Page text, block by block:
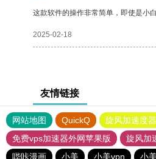
这款软件的操作非常简单，即使是小
2025-02-18
友情链接
网站地图 QuickQ 旋风加速度器
免费vps加速器外网苹果版
旋风加
哔咔漫画
小美 小美vpn 小